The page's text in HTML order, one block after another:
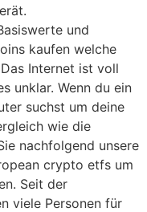
und
kaufen welche
Internet ist voll
unklar. Wenn du ein
suchst um deine
wie die
nachfolgend unsere
crypto etfs um
Seit der
viele Personen für